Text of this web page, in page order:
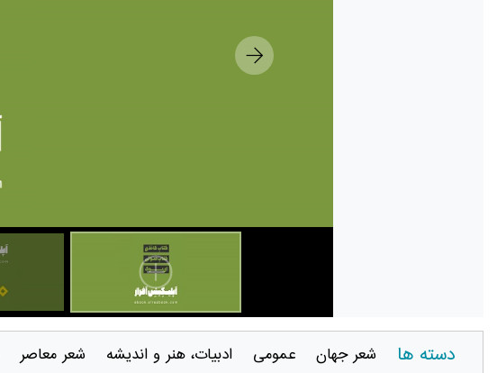
دسته ها شعر جهان عمومی ادبيات، هنر و انديشه شعر معاصر